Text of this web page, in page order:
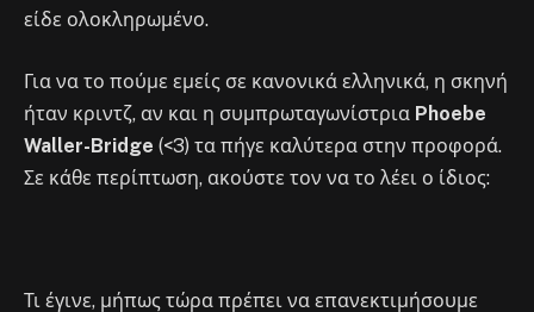
είδε ολοκληρωμένο.
Για να το πούμε εμείς σε κανονικά ελληνικά, η σκηνή
ήταν κριντζ, αν και η συμπρωταγωνίστρια Phoebe
Waller-Bridge (<3) τα πήγε καλύτερα στην προφορά.
Σε κάθε περίπτωση, ακούστε τον να το λέει ο ίδιος:
Τι έγινε, μήπως τώρα πρέπει να επανεκτιμήσουμε